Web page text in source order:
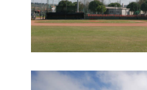
Campo Baseball